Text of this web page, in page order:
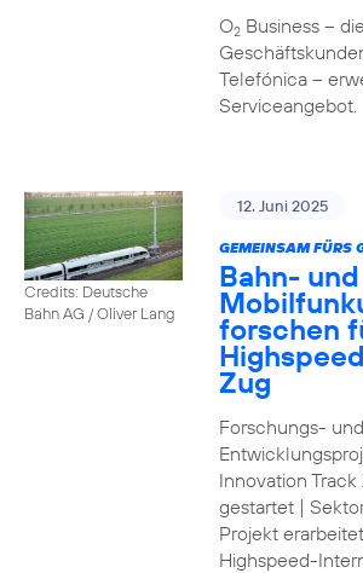
O2Business – die
Telefónica –
Serviceangebot.
Credits: Deutsche
Bahn AG / Oliver Lang
12. Juni 2025
GEMEINSAM FÜRS
Bahn- und
forschen
Zug
Forschungs- und
Innovation Track
gestartet |
Projekt
Highspeed-